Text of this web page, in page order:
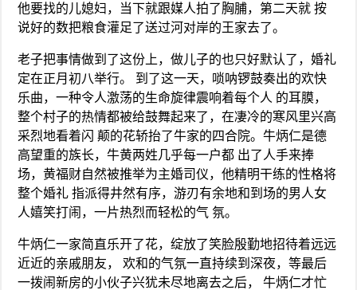
他要找的儿媳妇，当下就跟媒人拍了胸脯，第二天就 按
说好的数把粮食灌足了送过河对岸的王家去了。
老子把事情做到了这份上，做儿子的也只好默认了，婚礼
定在正月初八举行。 到了这一天，唢呐锣鼓奏出的欢快
乐曲，一种令人激荡的生命旋律震响着每个人 的耳膜，
整个村子的热情都被给鼓舞起来了，在凄冷的寒风里兴高
采烈地看着闪 颠的花轿抬了牛家的四合院。牛炳仁是德
高望重的族长，牛黄两姓几乎每一户都 出了人手来捧
场，黄福财自然被推举为主婚司仪，他精明干练的性格将
整个婚礼 指派得井然有序，游刃有余地和到场的男人女
人嬉笑打闹，一片热烈而轻松的气 氛。
牛炳仁一家简直乐开了花，绽放了笑脸殷勤地招待着远远
近近的亲戚朋友， 欢和的气氛一直持续到深夜，等最后
一拨闹新房的小伙子兴犹未尽地离去之后， 牛炳仁才忙